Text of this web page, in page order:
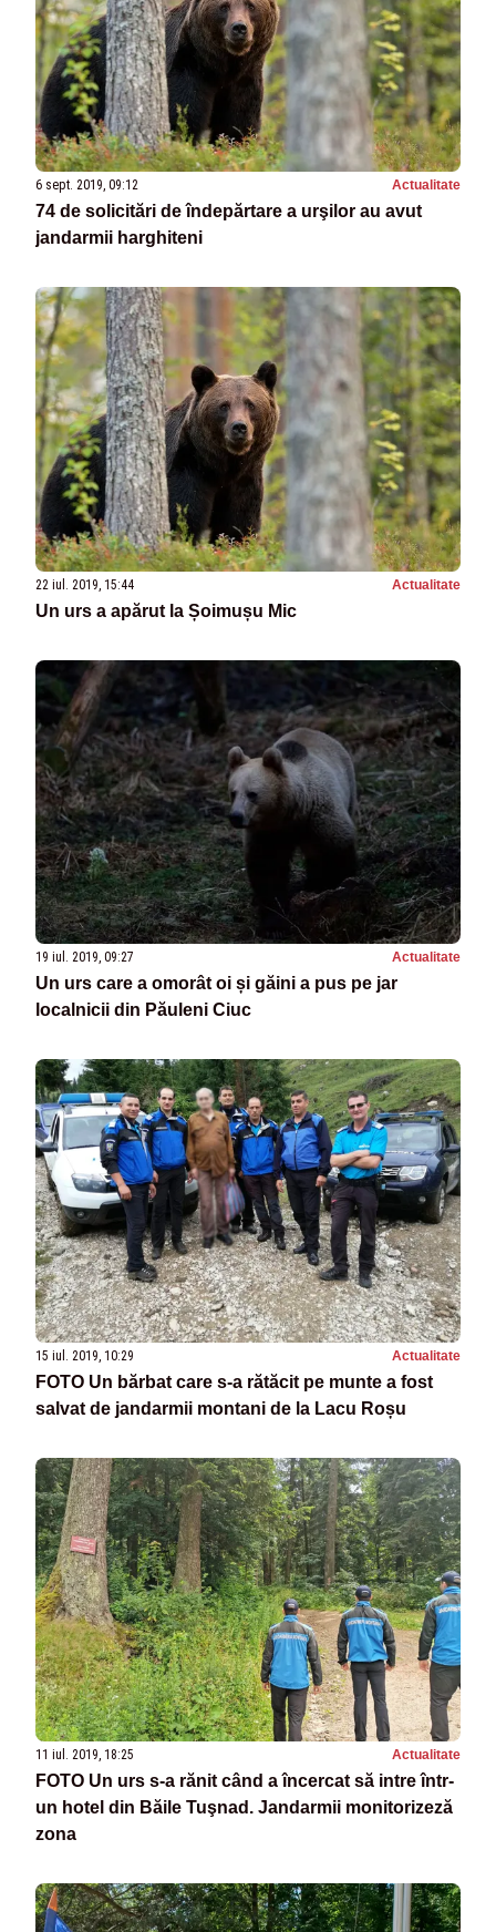
6 sept. 2019, 09:12 Actualitate
74 de solicitări de îndepărtare a urşilor au avut
jandarmii harghiteni
22 iul. 2019, 15:44 Actualitate
Un urs a apărut la Șoimușu Mic
19 iul. 2019, 09:27 Actualitate
Un urs care a omorât oi și găini a pus pe jar
localnicii din Păuleni Ciuc
15 iul. 2019, 10:29 Actualitate
FOTO Un bărbat care s-a rătăcit pe munte a fost
salvat de jandarmii montani de la Lacu Roșu
11 iul. 2019, 18:25 Actualitate
FOTO Un urs s-a rănit când a încercat să intre într-
un hotel din Băile Tuşnad. Jandarmii monitorizeză
zona